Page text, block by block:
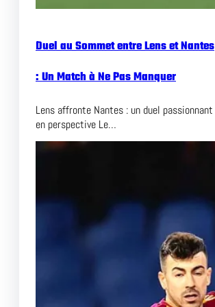
t
u
l
’
U
t
Duel au Sommet entre Lens et Nantes
: Un Match à Ne Pas Manquer
Lens affronte Nantes : un duel passionnant
en perspective Le…